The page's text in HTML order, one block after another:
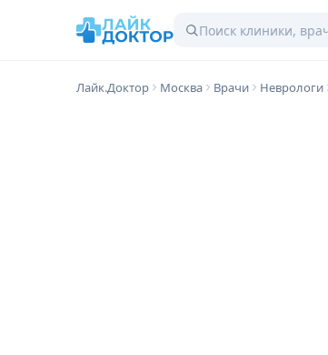
Лайк.Доктор Москва Врачи Неврологи